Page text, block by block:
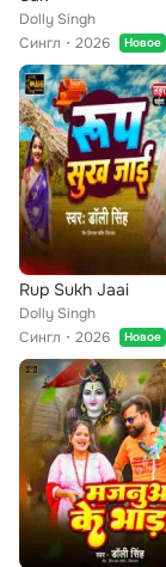
Dolly Singh
Сингл
2026 Новое
Rup Sukh Jaai
Dolly Singh
Сингл
2026 Новое